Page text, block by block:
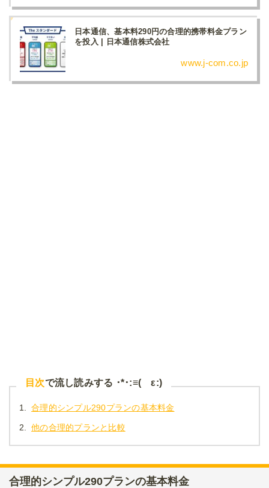
日本通信、基本料290円の合理的携帯料金プラン
を投入 | 日本通信株式会社
www.j-com.co.jp
目次で流し読みする ･*･:≡( ε:)
1. 合理的シンプル290プランの基本料金
2. 他の合理的プランと比較
合理的シンプル290プランの基本料金